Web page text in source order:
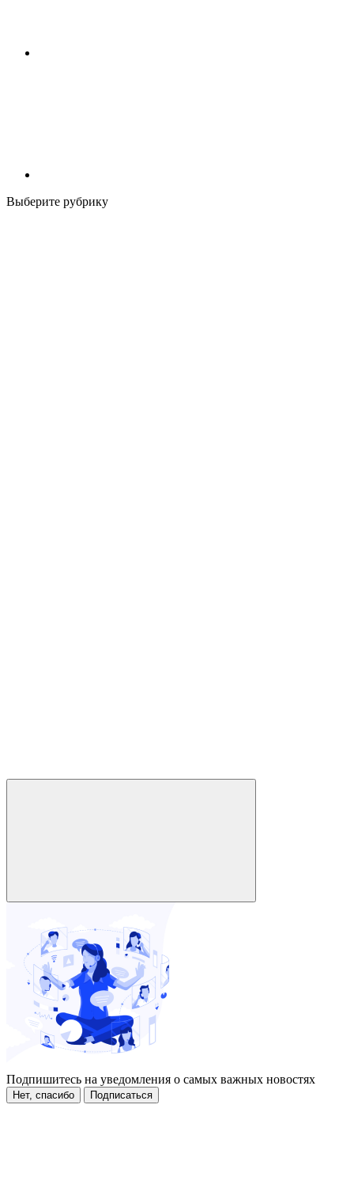
Выберите рубрику
Подпишитесь на уведомления о самых важных новостях
Нет, спасибо Подписаться